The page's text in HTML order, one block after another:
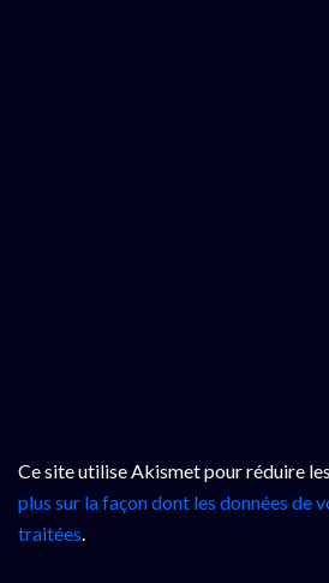
Ce site utilise Akismet pour réduire
plus sur la façon dont les données de
traitées.